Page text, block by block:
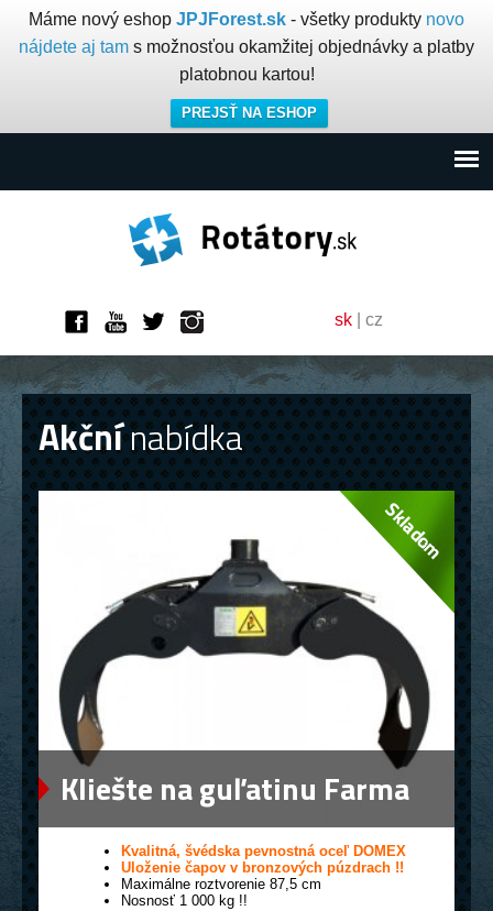
Máme nový eshop JPJForest.sk - všetky produkty novo
nájdete aj tam s možnosťou okamžitej objednávky a platby
platobnou kartou!
PREJSŤ NA ESHOP
sk cz
Akčnínabídka
Kliešte na guľatinu Farma
0,12
Kvalitná, švédska pevnostná oceľ DOMEX
Uloženie čapov v bronzových púzdrach !!
Maximálne roztvorenie 87,5 cm
Nosnosť 1 000 kg !!